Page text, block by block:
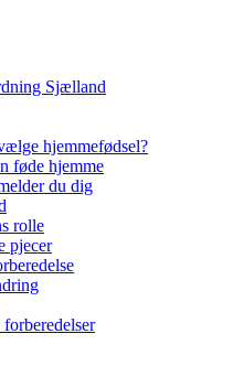
Sjælland
hjemmefødsel?
føde hjemme
du dig
rolle
pjecer